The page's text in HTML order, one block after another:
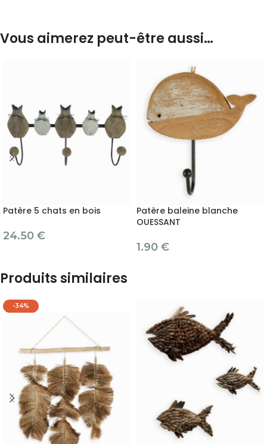
Vous aimerez peut-être aussi…
Patère 5 chats en bois
24.50 €
Patère baleine blanche
OUESSANT
1.90 €
Produits similaires
-34%